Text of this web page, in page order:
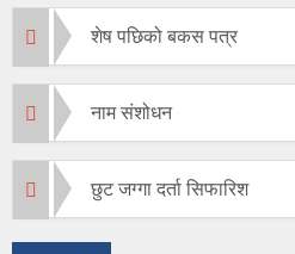
शेष पछिको बकस पत्र
नाम संशोधन
छुट जग्गा दर्ता सिफारिश